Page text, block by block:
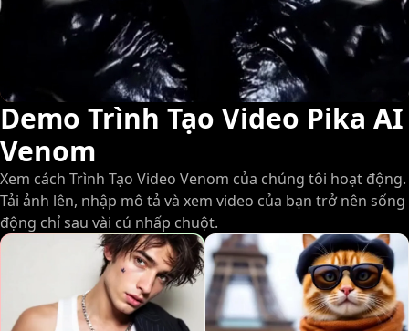
Demo Trình Tạo Video Pika AI
Venom
Xem cách Trình Tạo Video Venom của chúng tôi hoạt động.
Tải ảnh lên, nhập mô tả và xem video của bạn trở nên sống
động chỉ sau vài cú nhấp chuột.